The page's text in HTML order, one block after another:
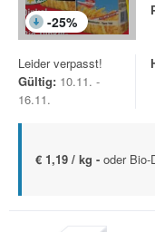
-25%
Leider verpasst!
Gültig: 10.11. -
16.11.
€ 1,19 / kg - oder